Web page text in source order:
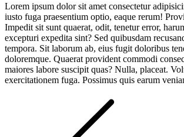
Lorem ipsum dolor sit amet consectetur
iusto fuga praesentium optio, eaque rerum!
Impedit sit sunt quaerat, odit, tenetur error,
excepturi expedita sint? Sed quibusdam
tempora. Sit laborum ab, eius fugit doloribus
doloremque. Quaerat provident commodi
maiores labore suscipit quas? Nulla, placeat.
exercitationem fuga. Possimus quis earum